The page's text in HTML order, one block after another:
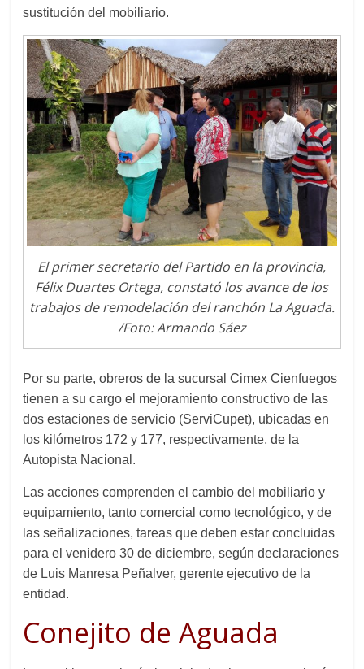
sustitución del mobiliario.
El primer secretario del Partido en la provincia,
Félix Duartes Ortega, constató los avance de los
trabajos de remodelación del ranchón La Aguada.
/Foto: Armando Sáez
Por su parte,obreros de la sucursal Cimex Cienfuegos
tienen a su cargo el mejoramiento constructivo de las
dosestaciones de servicio (ServiCupet), ubicadas en
los kilómetros 172 y 177, respectivamente, de la
Autopista Nacional.
Las acciones comprenden el cambio del mobiliario y
equipamiento, tanto comercial como tecnológico, yde
las señalizaciones, tareas que debenestar concluidas
para el venidero 30 de diciembre, según declaraciones
de Luis Manresa Peñalver, gerente ejecutivo de la
entidad.
Conejito de Aguada